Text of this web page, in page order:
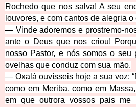
Rochedo que nos salva! A seu
louvores, e com cantos de alegria o
— Vinde adoremos e prostremo-
ante o Deus que nos criou!
nosso Pastor, e nós somos o seu
ovelhas que conduz com sua mão.
— Oxalá ouvísseis hoje a sua voz:
como em Meriba, como em
em que outrora vossos pais me